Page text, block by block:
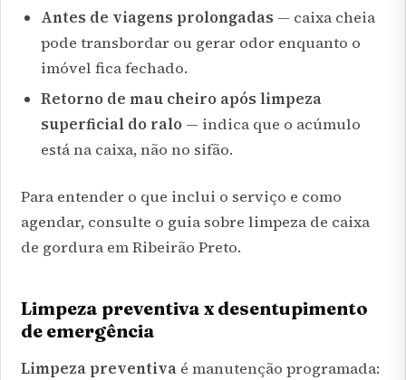
Antes de viagens prolongadas— caixa cheia
pode transbordar ou gerar odor enquanto o
imóvel fica fechado.
Retorno de mau cheiro após limpeza
superficial do ralo— indica que o acúmulo
está na caixa, não no sifão.
Para entender o que inclui o serviço e como
agendar, consulte o guia sobrelimpeza de caixa
de gordura em Ribeirão Preto.
Limpeza preventiva x desentupimento
de emergência
Limpeza preventiva é manutenção programada: